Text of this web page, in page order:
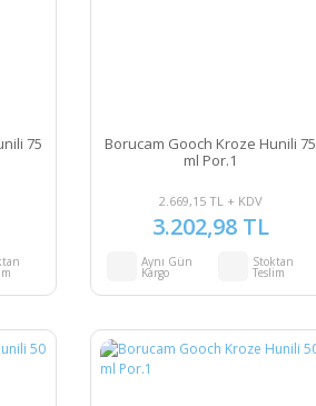
75
Borucam Gooch Kroze Hunili 75
ml Por.1
2.669,15 TL + KDV
3.202,98 TL
Aynı Gün
Kargo
Stoktan
Teslim